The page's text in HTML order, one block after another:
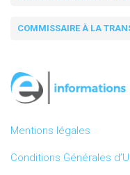
COMMISSAIRE À LA
Mentions légales
Conditions Générales